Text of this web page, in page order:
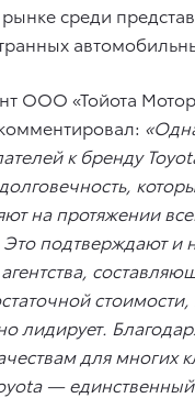
среди
ООО «Тойота
к бренду
на протяжении
Это подтверждают и
лидирует.
для многих
—